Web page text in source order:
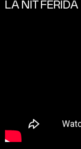
LA NIT FERIDA